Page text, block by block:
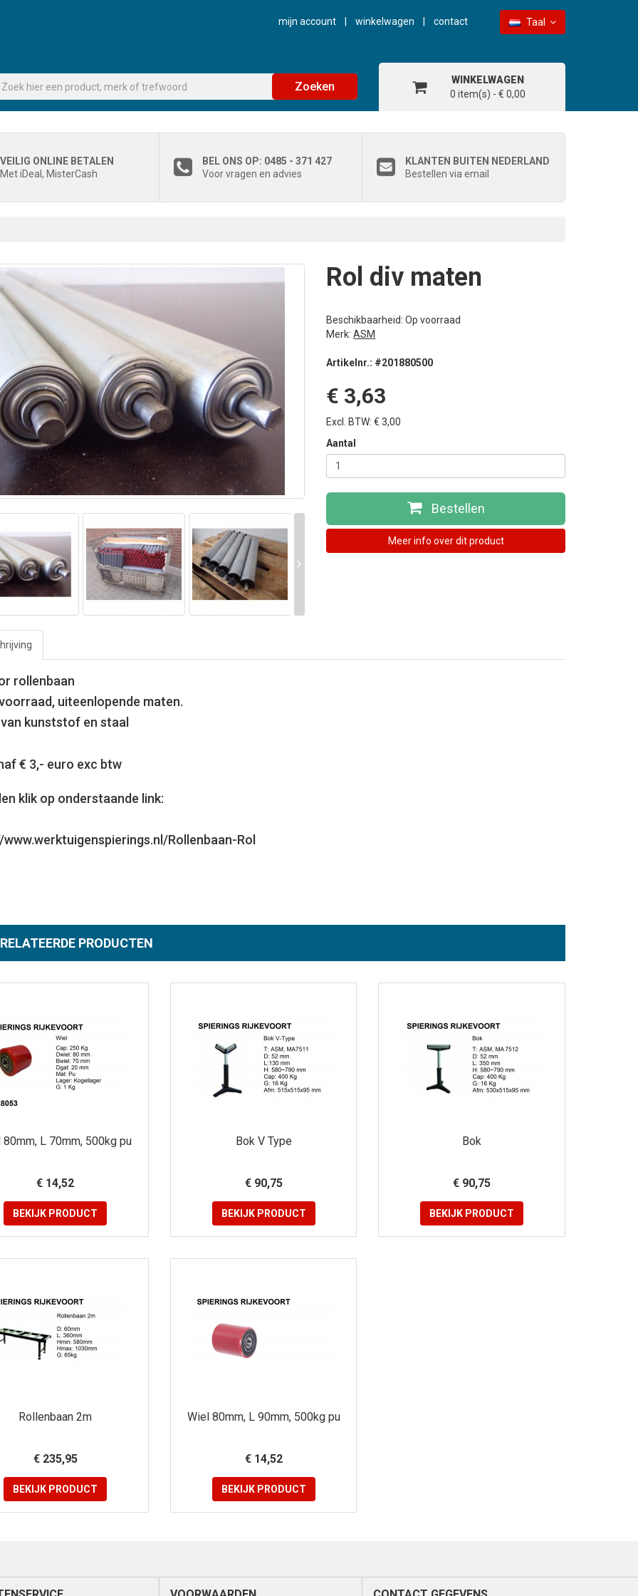
mijn account winkelwagen contact Taal
Zoeken
WINKELWAGEN
0 item(s) - € 0,00
VEILIG ONLINE BETALEN
Met iDeal, MisterCash
BEL ONS OP: 0485 - 371 427
Voor vragen en advies
KLANTEN BUITEN NEDERLAND
Bestellen via email
Rol div maten
Beschikbaarheid: Op voorraad
Merk:ASM
Artikelnr.: #201880500
€ 3,63
Excl. BTW: € 3,00
Aantal
Bestellen
Meer info over dit product
rollenbaan
uiteenlopende maten.
kunststof en staal
€ 3,- euro exc btw
klik op onderstaande link:
Rollenbaan-Rol
PRODUCTEN
80mm, L 70mm, 500kg pu
€ 14,52
BEKIJK PRODUCT
Bok V Type
€ 90,75
BEKIJKPRODUCT
Bok
€ 90,75
BEKIJK PRODUCT
Rollenbaan 2m
€ 235,95
BEKIJK PRODUCT
Wiel 80mm, L 90mm, 500kg pu
€ 14,52
BEKIJKPRODUCT